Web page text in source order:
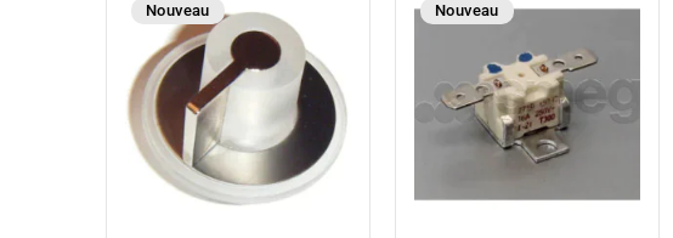
Nouveau Nouveau